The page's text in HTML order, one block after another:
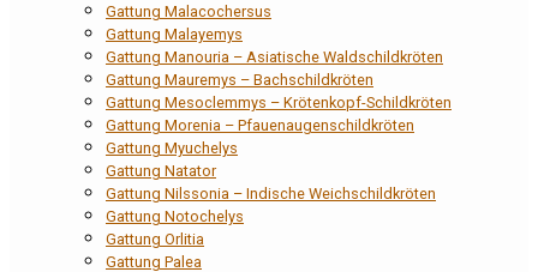
Gattung Malacochersus
Gattung Malayemys
Gattung Manouria – Asiatische Waldschildkröten
Gattung Mauremys – Bachschildkröten
Gattung Mesoclemmys – Krötenkopf-Schildkröten
Gattung Morenia – Pfauenaugenschildkröten
Gattung Myuchelys
Gattung Natator
Gattung Nilssonia – Indische Weichschildkröten
Gattung Notochelys
Gattung Orlitia
Gattung Palea